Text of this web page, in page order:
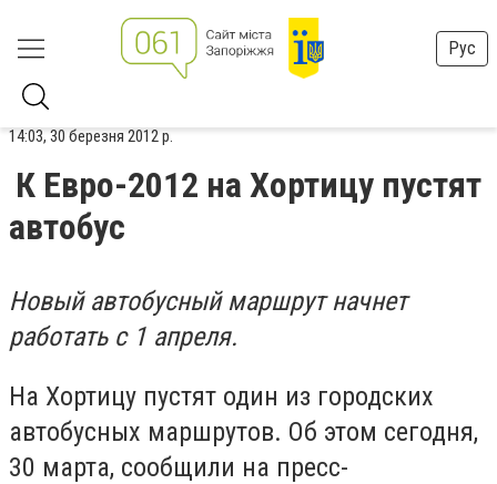
Рус
14:03, 30 березня 2012 р.
К Евро-2012 на Хортицу пустят
автобус
Новый автобусный маршрут начнет
работать с 1 апреля.
На Хортицу пустят один из городских
автобусных маршрутов. Об этом сегодня,
30 марта, сообщили на пресс-